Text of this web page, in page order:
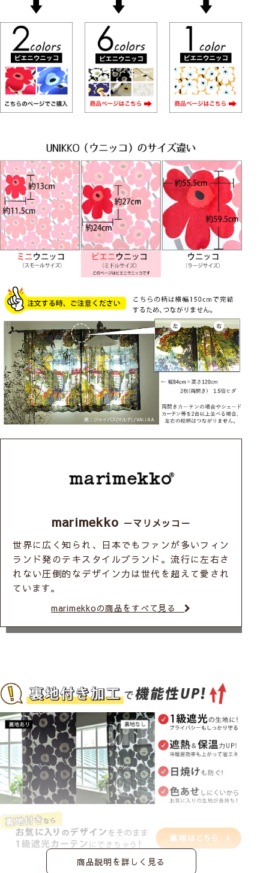
marimekko －マリメッコ－
世界に広く知られ、日本でもファンが多いフィン
ランド発のテキスタイルブランド。流行に左右さ
れない圧倒的なデザイン力は世代を超えて愛され
ています。
marimekkoの商品をすべて見る
商品説明を詳しく見る